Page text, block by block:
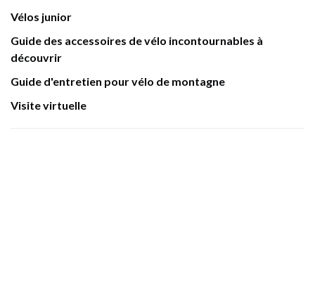
Vélos junior
Guide des accessoires de vélo incontournables à
découvrir
Guide d'entretien pour vélo de montagne
Visite virtuelle